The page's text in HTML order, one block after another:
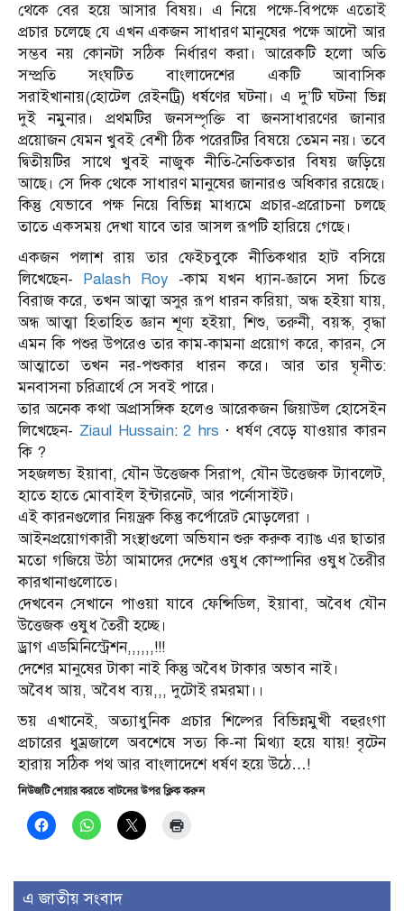
থেকে বের হয়ে আসার বিষয়। এ নিয়ে পক্ষে-বিপক্ষে এতোই
প্রচার চলেছে যে এখন একজন সাধারণ মানুষের পক্ষে আদৌ আর
সম্ভব নয় কোনটা সঠিক নির্ধারণ করা। আরেকটি হলো অতি
সম্প্রতি সংঘটিত বাংলাদেশের একটি আবাসিক
সরাইখানায়(হোটেল রেইনট্রি) ধর্ষণের ঘটনা। এ দু’টি ঘটনা ভিন্ন
দুই নমুনার। প্রথমটির জনসম্পৃক্তি বা জনসাধারণের জানার
প্রয়োজন যেমন খুবই বেশী ঠিক পরেরটির বিষয়ে তেমন নয়। তবে
দ্বিতীয়টির সাথে খুবই নাজুক নীতি-নৈতিকতার বিষয় জড়িয়ে
আছে। সে দিক থেকে সাধারণ মানুষের জানারও অধিকার রয়েছে।
কিন্তু যেভাবে পক্ষ নিয়ে বিভিন্ন মাধ্যমে প্রচার-প্ররোচনা চলছে
তাতে একসময় দেখা যাবে তার আসল রূপটি হারিয়ে গেছে।
একজন পলাশ রায় তার ফেইচবুকে নীতিকথার হাট বসিয়ে
লিখেছেন- Palash Roy -কাম যখন ধ্যান-জ্ঞানে সদা চিত্তে
বিরাজ করে, তখন আত্মা অসুর রূপ ধারন করিয়া, অন্ধ হইয়া যায়,
অন্ধ আত্মা হিতাহিত জ্ঞান শূণ্য হইয়া, শিশু, তরুনী, বয়স্ক, বৃদ্ধা
এমন কি পশুর উপরেও তার কাম-কামনা প্রয়োগ করে, কারন, সে
আত্মাতো তখন নর-পশুকার ধারন করে। আর তার ঘৃনীত:
মনবাসনা চরিত্রার্থে সে সবই পারে।
তার অনেক কথা অপ্রাসঙ্গিক হলেও আরেকজন জিয়াউল হোসেইন
লিখেছেন- Ziaul Hussain:2 hrs · ধর্ষণ বেড়ে যাওয়ার কারন
কি ?
সহজলভ্য ইয়াবা, যৌন উত্তেজক সিরাপ, যৌন উত্তেজক ট্যাবলেট,
হাতে হাতে মোবাইল ইন্টারনেট, আর পর্নোসাইট।
এই কারনগুলোর নিয়ন্ত্রক কিন্তু কর্পোরেট মোড়লেরা ।
আইনপ্রয়োগকারী সংস্থাগুলো অভিযান শুরু করুক ব্যাঙ এর ছাতার
মতো গজিয়ে উঠা আমাদের দেশের ওষুধ কোম্পানির ওষুধ তৈরীর
কারখানাগুলোতে।
দেখবেন সেখানে পাওয়া যাবে ফেন্সিডিল, ইয়াবা, অবৈধ যৌন
উত্তেজক ওষুধ তৈরী হচ্ছে।
ড্রাগ এডমিনিস্ট্রেশন,,,,,,!!!
দেশের মানুষের টাকা নাই কিন্তু অবৈধ টাকার অভাব নাই।
অবৈধ আয়, অবৈধ ব্যয়,,, দুটোই রমরমা।।
ভয় এখানেই, অত্যাধুনিক প্রচার শিল্পের বিভিন্নমুখী বহুরংগা
প্রচারের ধুম্রজালে অবশেষে সত্য কি-না মিথ্যা হয়ে যায়! বৃটেন
হারায় সঠিক পথ আর বাংলাদেশে ধর্ষণ হয়ে উঠে…!
নিউজটি শেয়ার করতে বাটনের উপর ক্লিক করুন
এ জাতীয় সংবাদ